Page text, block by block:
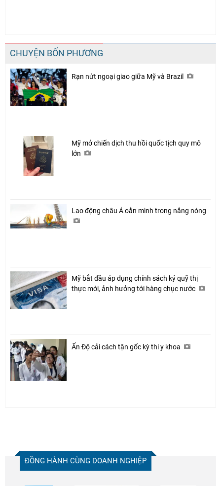
CHUYỆN BỐN PHƯƠNG
Rạn nứt ngoại giao giữa Mỹ và Brazil
Mỹ mở chiến dịch thu hồi quốc tịch quy mô
lớn
Lao động châu Á oằn mình trong nắng nóng
Mỹ bắt đầu áp dụng chính sách ký quỹ thị
thực mới, ảnh hưởng tới hàng chục nước
Ấn Độ cải cách tận gốc kỳ thi y khoa
ĐỒNG HÀNH CÙNG DOANH NGHIỆP